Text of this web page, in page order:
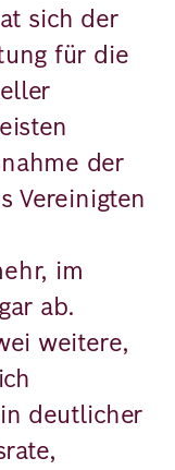
sich der
für die
der
Vereinigten
im
ab.
weitere,
deutlicher